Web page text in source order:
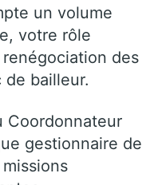
un volume
votre rôle
renégociation des
bailleur.
Coordonnateur
gestionnaire de